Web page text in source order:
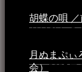
胡蝶の唄 ／
4月16日 -
月ぬまぷぃ
会）2025年